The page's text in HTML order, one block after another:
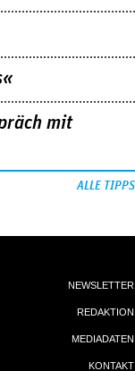
mit
ALLE TIPPS
NEWSLETTER
REDAKTION
MEDIADATEN
KONTAKT